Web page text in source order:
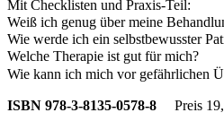
Mit Checklisten und Praxis-Teil:
Weiß ich genug über meine
Wie werde ich ein selbstbewusster
Welche Therapie ist gut für mich?
Wie kann ich mich vor gefährlichen
ISBN 978-3-8135-0578-8 Preis